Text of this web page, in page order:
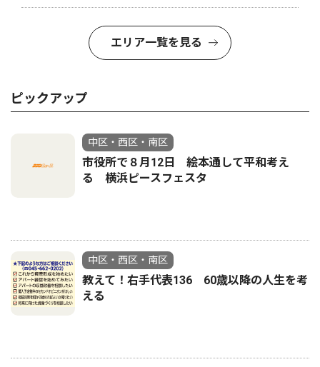
エリア一覧を見る
ピックアップ
中区・西区・南区
市役所で８月12日 絵本通して平和考え
る 横浜ピースフェスタ
中区・西区・南区
教えて！右手代表136 60歳以降の人生を考
える